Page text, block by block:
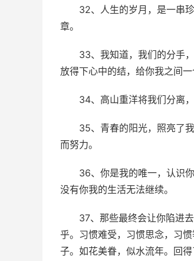
32、人生的岁月，是一串
章。
33、我知道，我们的分手
放得下心中的结，给你我之间
34、高山重洋将我们分离
35、青春的阳光，照亮了
而努力。
36、你是我的唯一，认识
没有你我的生活无法继续。
37、那些最终会让你陷进
乎。习惯难受，习惯思念，习
子。如花美眷，似水流年。回得